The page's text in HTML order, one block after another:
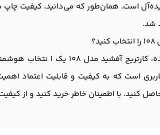
است. همان‌طور که می‌دانید، کیفیت
شد.
با توجه به مزایای ارائه
است که به کیفیت و قابلیت اعتماد
کنید. با اطمینان خاطر خرید کنید و از